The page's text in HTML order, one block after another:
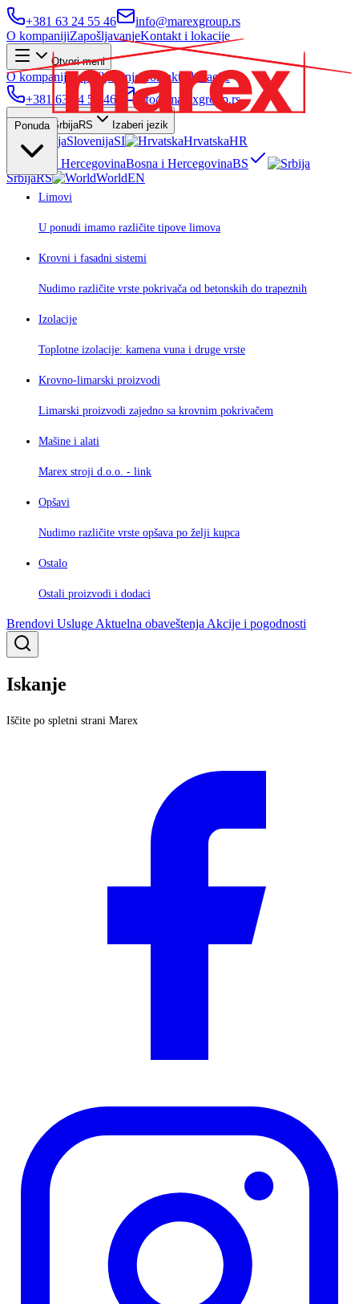
+381 63 24 55 46
info@marexgroup.rs
O kompanijiZapošljavanjeKontakt i lokacije
Otvori meni
O kompaniji ZapošljavanjeKontakt i lokacije
+381 63 24 55 46
info@marexgroup.rs
SrbijaRS Izaberi jezik
SlovenijaSI HrvatskaHR
Bosna i HercegovinaBS
SrbijaRS WorldEN
Ponuda
Limovi
U ponudi imamo različite tipove limova
Krovni i fasadni sistemi
Nudimo različite vrste pokrivača od betonskih do trapeznih
Izolacije
Toplotne izolacije: kamena vuna i druge vrste
Krovno-limarski proizvodi
Limarski proizvodi zajedno sa krovnim pokrivačem
Mašine i alati
Marex stroji d.o.o. - link
Opšavi
Nudimo različite vrste opšava po želji kupca
Ostalo
Ostali proizvodi i dodaci
Brendovi Usluge Aktuelna obaveštenja Akcije i pogodnosti
Iskanje
Iščite po spletni strani Marex